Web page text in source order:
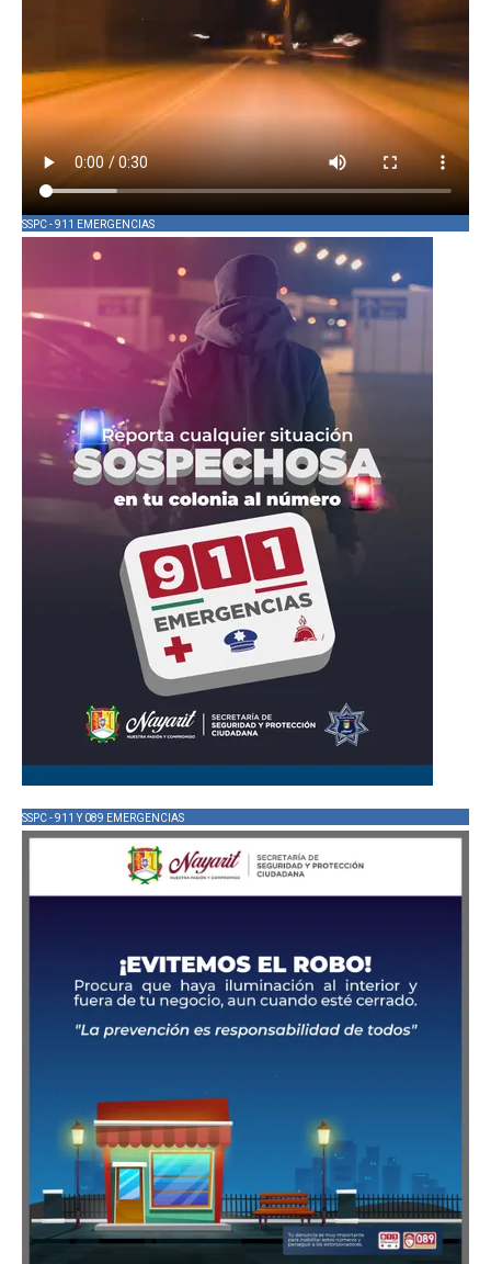
SSPC - 911 EMERGENCIAS
SSPC - 911 Y 089 EMERGENCIAS